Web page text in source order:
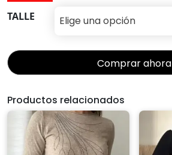
TALLE
Comprar ahora
Productos relacionados